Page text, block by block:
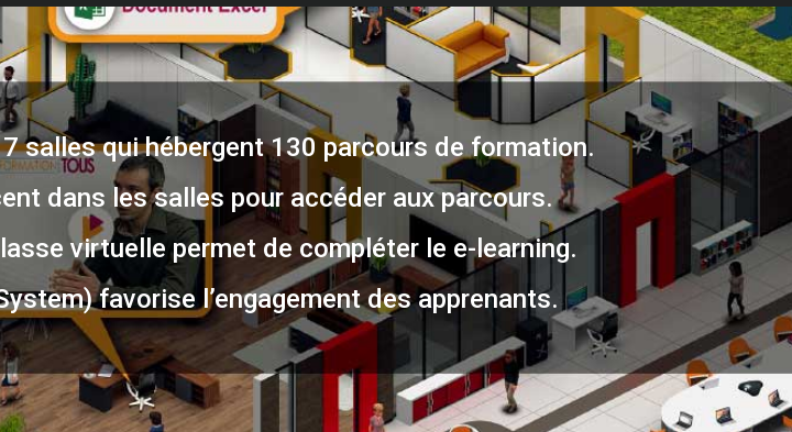
salles qui hébergent 130 parcours de formation.
dans les salles pour accéder aux parcours.
virtuelle permet de compléter le e-learning.
favorise l’engagement des apprenants.